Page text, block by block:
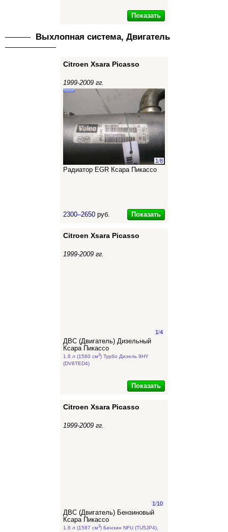
Показать
Выхлопная система, Двигатель
Citroen Xsara Picasso
1999-2009 гг.
1/8
Радиатор EGR Ксара Пикассо
2300–2650 руб. Показать
Citroen Xsara Picasso
1999-2009 гг.
1/4
ДВС (Двигатель) Дизельный
Ксара Пикассо
1.6 л (1560 см3) Турбо Дизель 9HY
(DV6TED4)
Показать
Citroen Xsara Picasso
1999-2009 гг.
1/10
ДВС (Двигатель) Бензиновый
Ксара Пикассо
1.6 л (1587 см3) Бензин NFU (TU5JP4),